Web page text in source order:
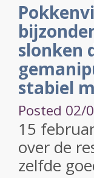
slonken
stabiel
Posted 02/
15
over de
zelfde